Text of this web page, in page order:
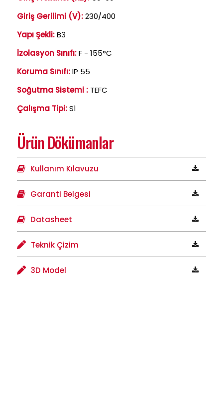
Giriş Gerilimi (V):230/400
Yapı Şekli:B3
İzolasyon Sınıfı:F - 155°C
Koruma Sınıfı:IP 55
Soğutma Sistemi : TEFC
Çalışma Tipi:S1
Ürün Dökümanlar
Kullanım Kılavuzu
Garanti Belgesi
Datasheet
Teknik Çizim
3D Model